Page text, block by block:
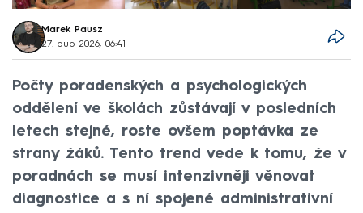
Marek Pausz
27. dub 2026, 06:41
Počty poradenských a psychologických
oddělení ve školách zůstávají v posledních
letech stejné, roste ovšem poptávka ze
strany žáků. Tento trend vede k tomu, že v
poradnách se musí intenzivněji věnovat
diagnostice a s ní spojené administrativní